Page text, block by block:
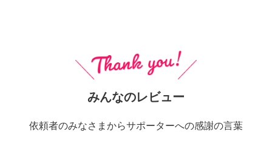
みんなのレビュー
依頼者のみなさまからサポーターへの感謝の言葉